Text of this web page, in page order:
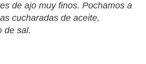
de ajo muy finos. Pochamos a
cucharadas de aceite,
de sal.